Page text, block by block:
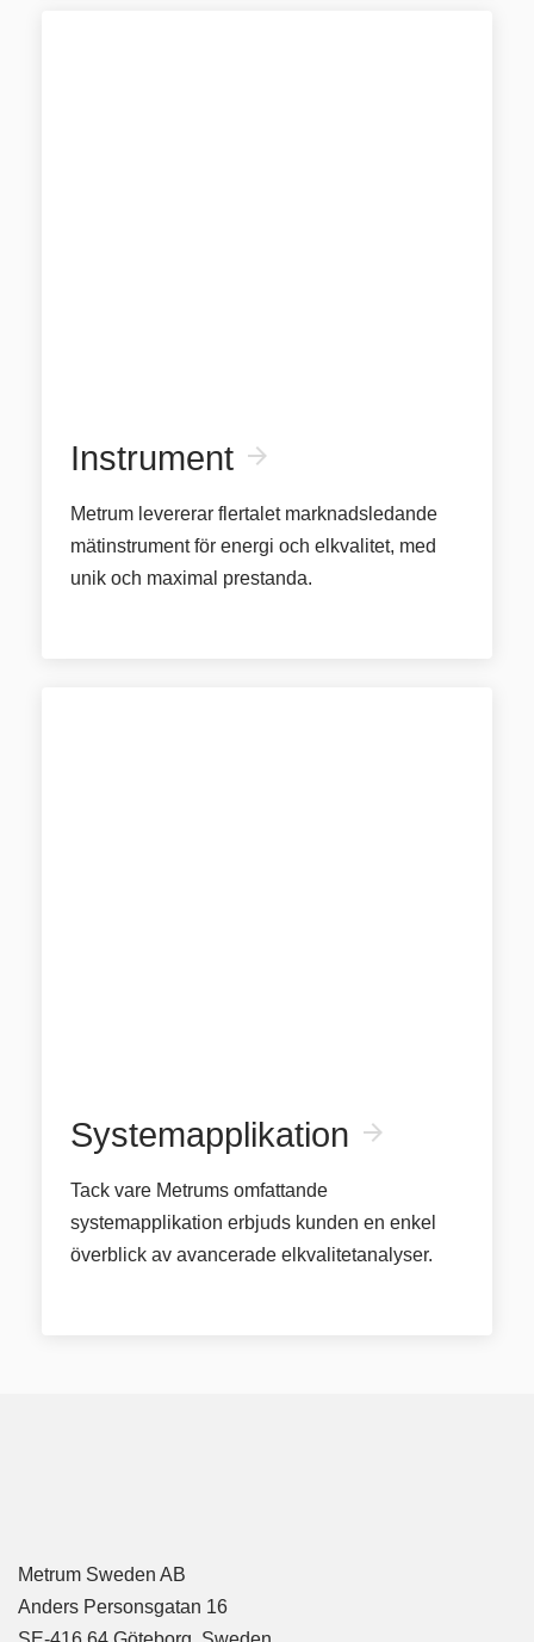
Instrument arrow_forward
Metrum levererar flertalet marknadsledande
mätinstrument för energi och elkvalitet, med
unik och maximal prestanda.
Systemapplikation arrow_forward
Tack vare Metrums omfattande
systemapplikation erbjuds kunden en enkel
överblick av avancerade elkvalitetanalyser.
Metrum Sweden AB
Anders Personsgatan 16